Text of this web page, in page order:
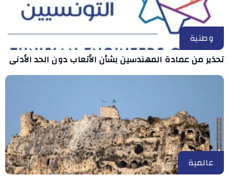
وطنية
تحذير من عمادة المهندسين بشأن الأتعاب دون الحد الأدنى
عالمية